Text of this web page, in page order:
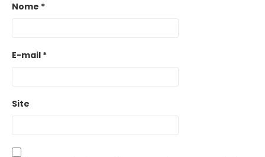
Nome *
E-mail *
Site